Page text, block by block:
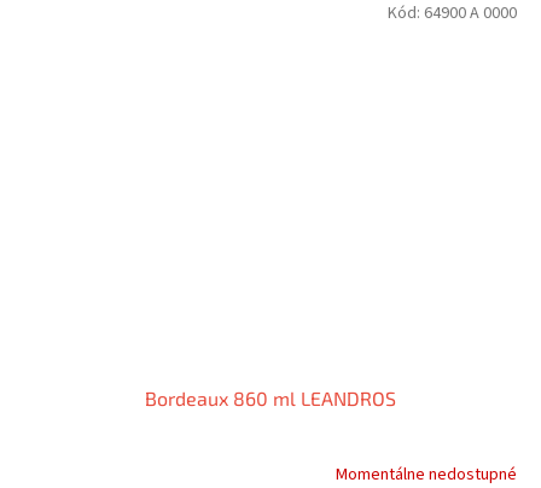
Bordeaux 860 ml LEANDROS
Momentálne nedostupné
Kód: 64900 A 0000